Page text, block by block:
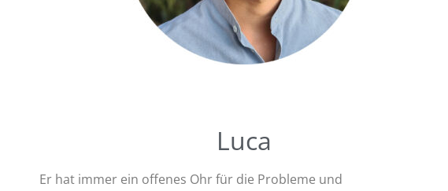
Luca
Er hat immer ein offenes Ohr für die Probleme und